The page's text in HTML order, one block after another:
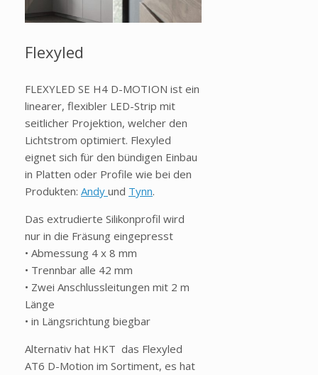
Flexyled
FLEXYLED SE H4 D-MOTION ist ein
linearer, flexibler LED-Strip mit
seitlicher Projektion, welcher den
Lichtstrom optimiert. Flexyled
eignet sich für den bündigen Einbau
in Platten oder Profile wie bei den
Produkten: Andy und Tynn.
Das extrudierte Silikonprofil wird
nur in die Fräsung eingepresst
• Abmessung 4 x 8 mm
• Trennbar alle 42 mm
• Zwei Anschlussleitungen mit 2 m
Länge
• in Längsrichtung biegbar
Alternativ hat HKT das Flexyled
AT6 D-Motion im Sortiment, es hat